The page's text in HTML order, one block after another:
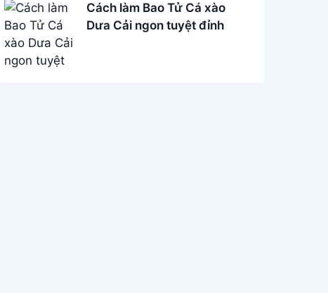
Cách làm Bao Tử Cá xào
Dưa Cải ngon tuyệt đỉnh